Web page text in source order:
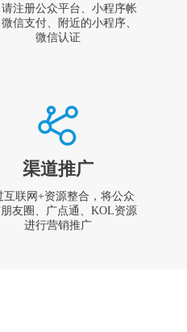
注册公众平台、小程序帐
信支付、附近的小程序、
微信认证
渠道推广
互联网+资源整合，将公众
友圈、广点通、KOL资源
进行营销推广